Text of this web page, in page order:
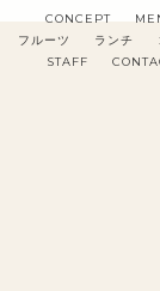
CONCEPT
フルーツ
ランチ
STAFF